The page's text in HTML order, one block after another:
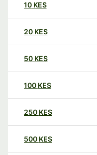
10 KES
20 KES
50 KES
100 KES
250 KES
500 KES